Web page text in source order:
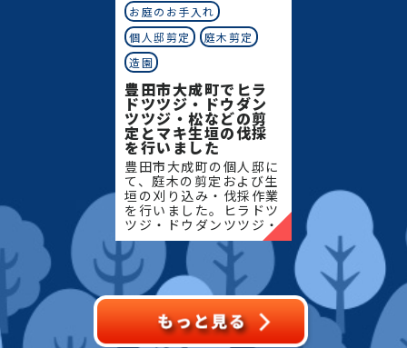
お庭のお手入れ
個人邸剪定
庭木剪定
造園
豊田市大成町でヒラ
ドツツジ・ドウダン
ツツジ・松などの剪
定とマキ生垣の伐採
を行いました
豊田市大成町の個人邸に
て、庭木の剪定および生
垣の刈り込み・伐採作業
を行いました。ヒラドツ
ツジ・ドウダンツツジ・
マキの生垣、松、キンモ
クセイなど、地域の住宅
でよく植栽される樹種を
中心に、樹形を整えなが
ら